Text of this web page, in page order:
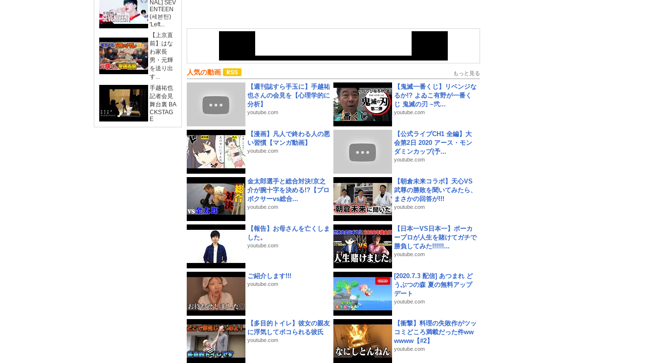
NAL] SEV
ENTEEN
(세븐틴)
'Left...
【上京直
前】はな
わ家長
男・元輝
を送り出
す...
手越祐也
記者会見
舞台裏 BA
CKSTAG
E
人気の動画 もっと見る
【週刊誌すら手玉に】手越祐
也さんの会見を【心理学的に
分析】
youtube.com
【鬼滅一番くじ】リベンジな
るか!? よゐこ有野が一番く
じ 鬼滅の刃 ~弐...
youtube.com
【漫画】凡人で終わる人の悪
い習慣【マンガ動画】
youtube.com
【公式ライブCH1 全編】大
会第2日 2020 アース・モン
ダミンカップ(予...
youtube.com
金太郎選手と総合対決!京之
介が腕十字を決める!?【プロ
ボクサーvs総合...
youtube.com
【朝倉未来コラボ】天心VS
武尊の勝敗を聞いてみたら、
まさかの回答が!!!
youtube.com
【報告】お母さんを亡くしま
した。
youtube.com
【日本一VS日本一】ポーカ
ープロが人生を賭けてガチで
勝負してみた!!!!!!...
youtube.com
ご紹介します!!!
youtube.com
[2020.7.3 配信] あつまれ ど
うぶつの森 夏の無料アップ
デート
youtube.com
【多目的トイレ】彼女の親友
に浮気してボコられる彼氏
youtube.com
【衝撃】料理の失敗作がツッ
コミどころ満載だった件ww
wwww【#2】
youtube.com